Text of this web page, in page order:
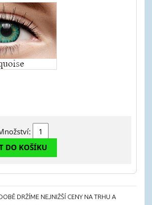
DO KOŠÍKU
DRŽÍME NEJNIŽŠÍ CENY NA TRHU A